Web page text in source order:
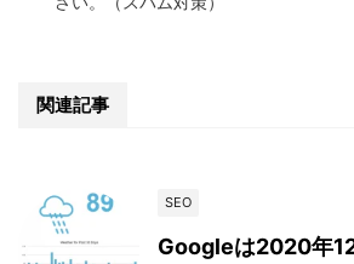
関連記事
SEO
Googleは2020年